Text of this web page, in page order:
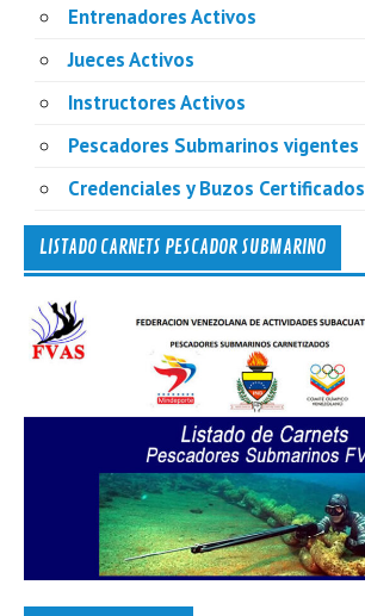
Entrenadores Activos
Jueces Activos
Instructores Activos
Pescadores Submarinos vigentes
Credenciales y Buzos Certificados
LISTADO CARNETS PESCADOR SUBMARINO